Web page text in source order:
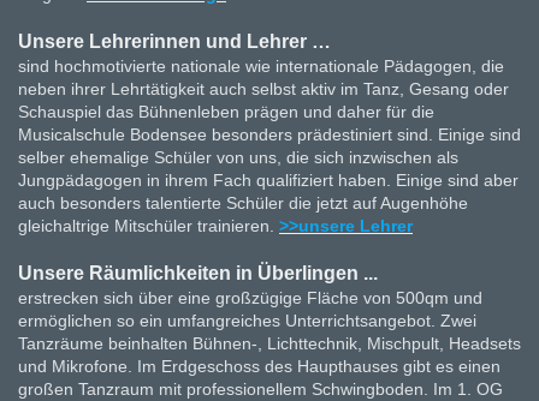
Unsere Lehrerinnen und Lehrer …
sind hochmotivierte nationale wie internationale Pädagogen, die
neben ihrer Lehrtätigkeit auch selbst aktiv im Tanz, Gesang oder
Schauspiel das Bühnenleben prägen und daher für die
Musicalschule Bodensee besonders prädestiniert sind. Einige sind
selber ehemalige Schüler von uns, die sich inzwischen als
Jungpädagogen in ihrem Fach qualifiziert haben. Einige sind aber
auch besonders talentierte Schüler die jetzt auf Augenhöhe
gleichaltrige Mitschüler trainieren. >>unsere Lehrer
Unsere Räumlichkeiten in Überlingen ...
erstrecken sich über eine großzügige Fläche von 500qm und
ermöglichen so ein umfangreiches Unterrichtsangebot. Zwei
Tanzräume beinhalten Bühnen-, Lichttechnik, Mischpult, Headsets
und Mikrofone. Im Erdgeschoss des Haupthauses gibt es einen
großen Tanzraum mit professionellem Schwingboden. Im 1. OG